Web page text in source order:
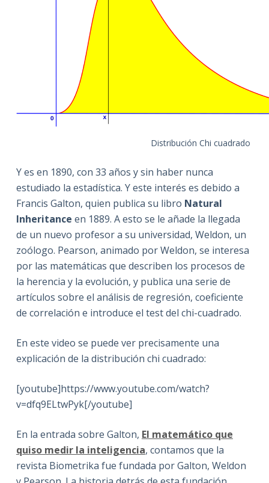
Distribución Chi cuadrado
Y es en 1890, con 33 años y sin haber nunca
estudiado la estadística. Y este interés es debido a
Francis Galton, quien publica su libro Natural
Inheritance en 1889. A esto se le añade la llegada
de un nuevo profesor a su universidad, Weldon, un
zoólogo. Pearson, animado por Weldon, se interesa
por las matemáticas que describen los procesos de
la herencia y la evolución, y publica una serie de
artículos sobre el análisis de regresión, coeficiente
de correlación e introduce el test del chi-cuadrado.
En este video se puede ver precisamente una
explicación de la distribución chi cuadrado:
[youtube]https://www.youtube.com/watch?
v=dfq9ELtwPyk[/youtube]
En la entrada sobre Galton, El matemático que
quiso medir la inteligencia, contamos que la
revista Biometrika fue fundada por Galton, Weldon